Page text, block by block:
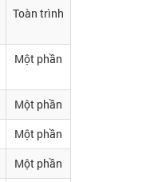
Toàn trình
Một phần
Một phần
Một phần
Một phần